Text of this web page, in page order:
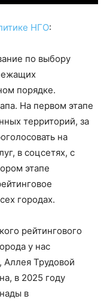
НГО:
по выбору
порядке.
На первом этапе
территорий, за
на
в соцсетях, с
этапе
городах.
рейтингового
у нас
Трудовой
в 2025 году
в